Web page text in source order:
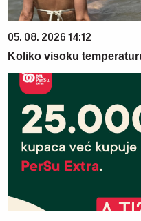
05. 08. 2026 14:12
Koliko visoku